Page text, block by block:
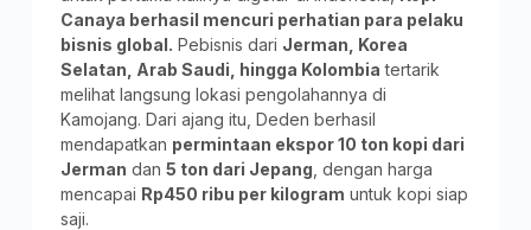
Canaya berhasil mencuri perhatian para pelaku
bisnis global. Pebisnis dari Jerman, Korea
Selatan, Arab Saudi, hingga Kolombia tertarik
melihat langsung lokasi pengolahannya di
Kamojang. Dari ajang itu, Deden berhasil
mendapatkan permintaan ekspor 10 ton kopi dari
Jerman dan 5 ton dari Jepang , dengan harga
mencapai Rp450 ribu per kilogram untuk kopi siap
saji.